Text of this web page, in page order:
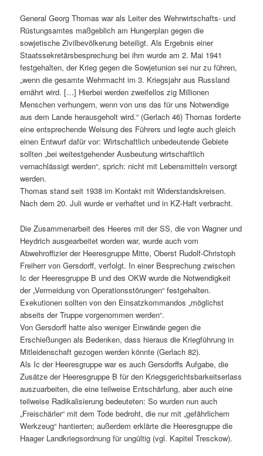
General Georg Thomas war als Leiter des Wehrwirtschafts- und
Rüstungsamtes maßgeblich am Hungerplan gegen die
sowjetische Zivilbevölkerung beteiligt. Als Ergebnis einer
Staatssekretärsbesprechung bei ihm wurde am 2. Mai 1941
festgehalten, der Krieg gegen die Sowjetunion sei nur zu führen,
„wenn die gesamte Wehrmacht im 3. Kriegsjahr aus Russland
ernährt wird. […] Hierbei werden zweifellos zig Millionen
Menschen verhungern, wenn von uns das für uns Notwendige
aus dem Lande herausgeholt wird.“ (Gerlach 46) Thomas forderte
eine entsprechende Weisung des Führers und legte auch gleich
einen Entwurf dafür vor: Wirtschaftlich unbedeutende Gebiete
sollten „bei weitestgehender Ausbeutung wirtschaftlich
vernachlässigt werden“, sprich: nicht mit Lebensmitteln versorgt
werden.
Thomas stand seit 1938 im Kontakt mit Widerstandskreisen.
Nach dem 20. Juli wurde er verhaftet und in KZ-Haft verbracht.
Die Zusammenarbeit des Heeres mit der SS, die von Wagner und
Heydrich ausgearbeitet worden war, wurde auch vom
Abwehroffizier der Heeresgruppe Mitte, Oberst Rudolf-Christoph
Freiherr von Gersdorff, verfolgt. In einer Besprechung zwischen
Ic der Heeresgruppe B und des OKW wurde die Notwendigkeit
der „Vermeidung von Operationsstörungen“ festgehalten.
Exekutionen sollten von den Einsatzkommandos „möglichst
abseits der Truppe vorgenommen werden“.
Von Gersdorff hatte also weniger Einwände gegen die
Erschießungen als Bedenken, dass hieraus die Kriegführung in
Mitleidenschaft gezogen werden könnte (Gerlach 82).
Als Ic der Heeresgruppe war es auch Gersdorffs Aufgabe, die
Zusätze der Heeresgruppe B für den Kriegsgerichtsbarkeitserlass
auszuarbeiten, die eine teilweise Entschärfung, aber auch eine
teilweise Radikalisierung bedeuteten: So wurden nun auch
„Freischärler“ mit dem Tode bedroht, die nur mit „gefährlichem
Werkzeug“ hantierten; außerdem erklärte die Heeresgruppe die
Haager Landkriegsordnung für ungültig (vgl. Kapitel Tresckow).